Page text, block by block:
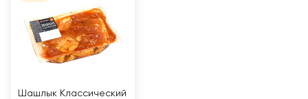
Шашлык Классический